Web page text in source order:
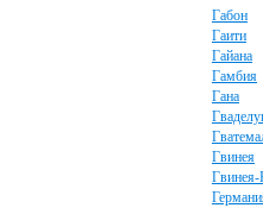
Габон
Гаити
Гайана
Гамбия
Гана
Гвинея
Гвинея-